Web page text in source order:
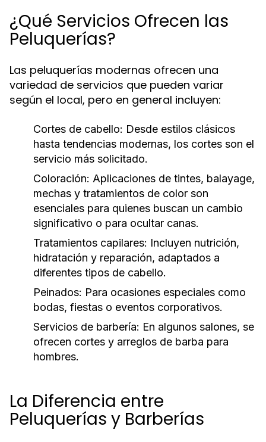
¿Qué Servicios Ofrecen las
Peluquerías?
Las peluquerías modernas ofrecen una
variedad de servicios que pueden variar
según el local, pero en general incluyen:
Cortes de cabello: Desde estilos clásicos
hasta tendencias modernas, los cortes son el
servicio más solicitado.
Coloración: Aplicaciones de tintes, balayage,
mechas y tratamientos de color son
esenciales para quienes buscan un cambio
significativo o para ocultar canas.
Tratamientos capilares: Incluyen nutrición,
hidratación y reparación, adaptados a
diferentes tipos de cabello.
Peinados: Para ocasiones especiales como
bodas, fiestas o eventos corporativos.
Servicios de barbería: En algunos salones, se
ofrecen cortes y arreglos de barba para
hombres.
La Diferencia entre
Peluquerías y Barberías